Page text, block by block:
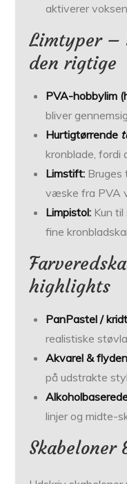
aktiverer voksen.
Limtyper –
den rigtige
PVA-hobbylim
bliver
Hurtigtørrende
kronblade, fordi
Limstift: Bruges
væske fra PVA
Limpistol: Kun
fine
highlights
PanPastel /
realistiske
Akvarel &
på udstrakte
linjer og midte-
Skabeloner